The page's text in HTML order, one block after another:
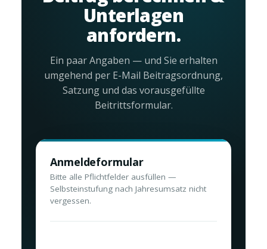
Unterlagen
anfordern.
Ein paar Angaben — und Sie erhalten
umgehend per E-Mail Beitragsordnung,
Satzung und das vorausgefüllte
Beitrittsformular.
Anmeldeformular
Bitte alle Pflichtfelder ausfüllen —
Selbsteinstufung nach Jahresumsatz nicht
vergessen.